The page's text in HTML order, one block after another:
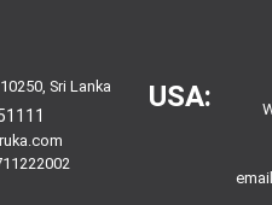
Sri Lanka USA: